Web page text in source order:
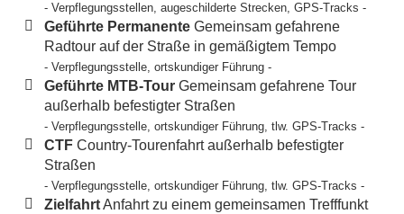
- Verpflegungsstellen, augeschilderte Strecken, GPS-Tracks -
Geführte Permanente Gemeinsam gefahrene
Radtour auf der Straße in gemäßigtem Tempo
- Verpflegungsstelle, ortskundiger Führung -
Geführte MTB-Tour Gemeinsam gefahrene Tour
außerhalb befestigter Straßen
- Verpflegungsstelle, ortskundiger Führung, tlw. GPS-Tracks -
CTF Country-Tourenfahrt außerhalb befestigter
Straßen
- Verpflegungsstelle, ortskundiger Führung, tlw. GPS-Tracks -
ZielfahrtAnfahrt zu einem gemeinsamen Trefffunkt